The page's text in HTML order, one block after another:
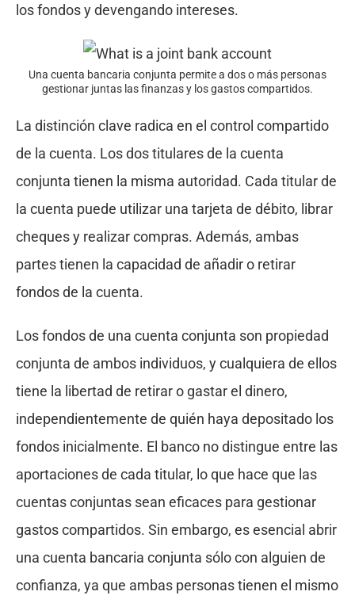
los fondos y devengando intereses.
Una cuenta bancaria conjunta permite a dos o más personas
gestionar juntas las finanzas y los gastos compartidos.
La distinción clave radica en el control compartido
de la cuenta. Los dos titulares de la cuenta
conjunta tienen la misma autoridad. Cada titular de
la cuenta puede utilizar una tarjeta de débito, librar
cheques y realizar compras. Además, ambas
partes tienen la capacidad de añadir o retirar
fondos de la cuenta.
Los fondos de una cuenta conjunta son propiedad
conjunta de ambos individuos, y cualquiera de ellos
tiene la libertad de retirar o gastar el dinero,
independientemente de quién haya depositado los
fondos inicialmente. El banco no distingue entre las
aportaciones de cada titular, lo que hace que las
cuentas conjuntas sean eficaces para gestionar
gastos compartidos. Sin embargo, es esencial abrir
una cuenta bancaria conjunta sólo con alguien de
confianza, ya que ambas personas tienen el mismo